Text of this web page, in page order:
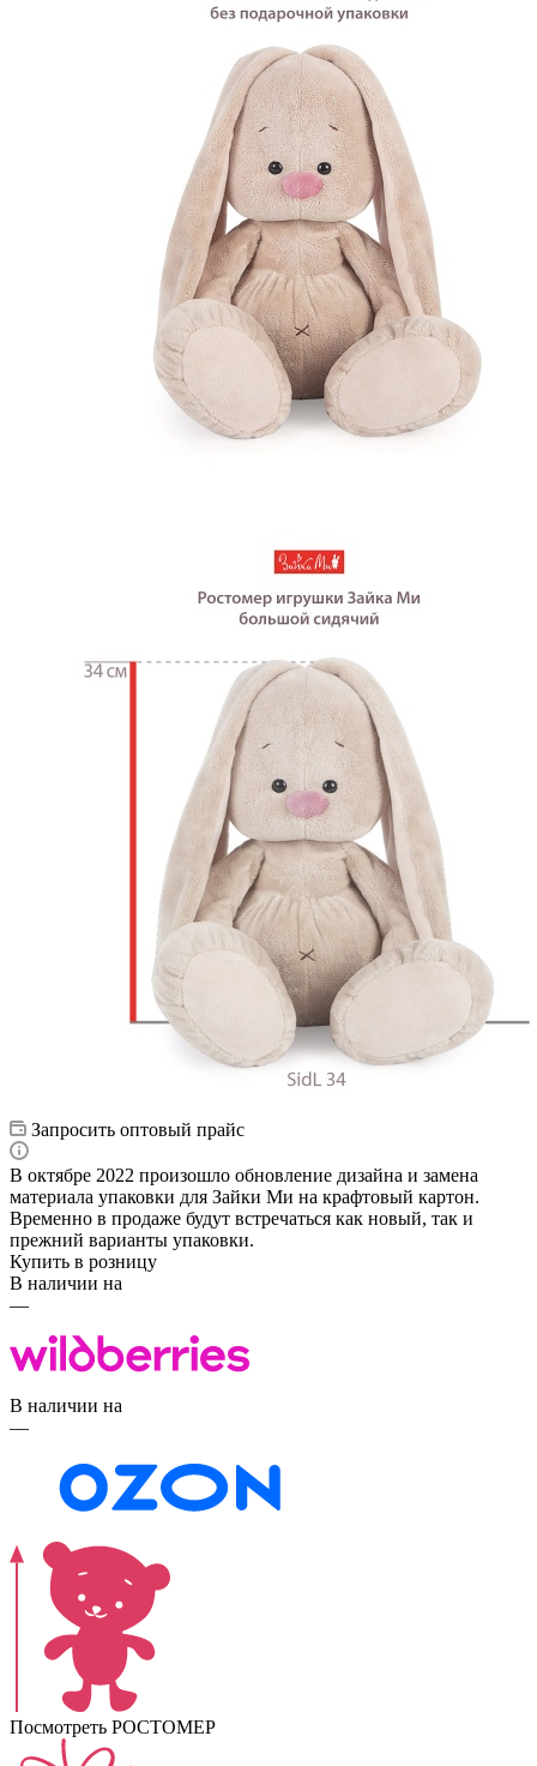
Запросить оптовый прайс
В октябре 2022 произошло обновление дизайна и замена
материала упаковки для Зайки Ми на крафтовый картон.
Временно в продаже будут встречаться как новый, так и
прежний варианты упаковки.
Купить в розницу
В наличии на
—
В наличии на
—
Посмотреть РОСТОМЕР